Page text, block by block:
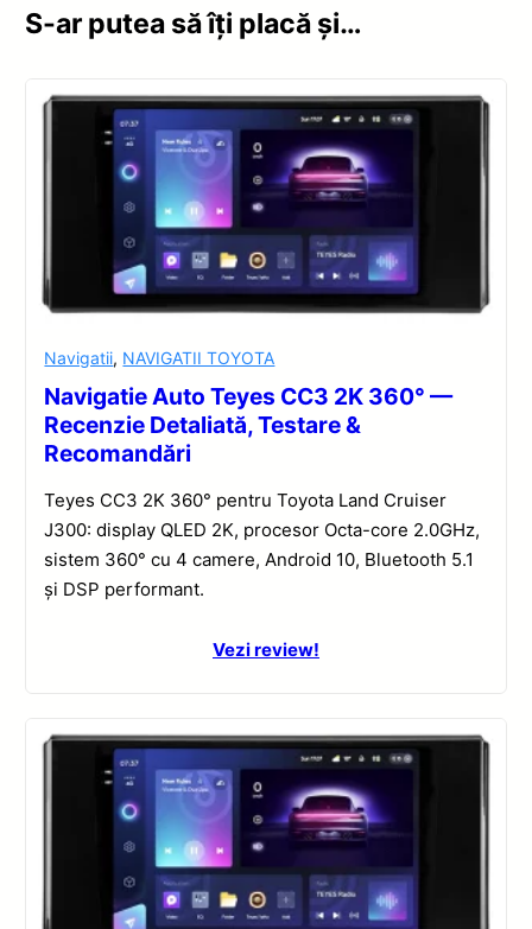
S-ar putea să îți placă și…
Navigatii, NAVIGATII TOYOTA
Navigatie Auto Teyes CC3 2K 360° —
Recenzie Detaliată, Testare &
Recomandări
Teyes CC3 2K 360° pentru Toyota Land Cruiser
J300: display QLED 2K, procesor Octa-core 2.0GHz,
sistem 360° cu 4 camere, Android 10, Bluetooth 5.1
și DSP performant.
Vezi review!